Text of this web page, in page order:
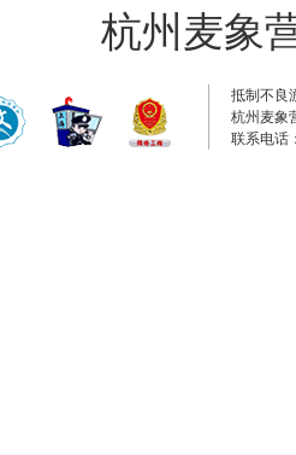
杭州麦象
抵制不良
杭州麦象
联系电话